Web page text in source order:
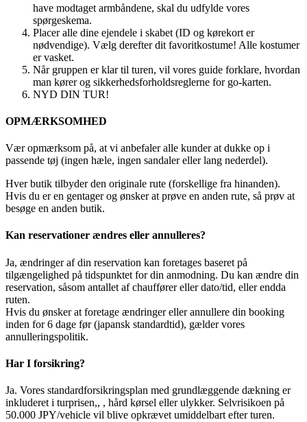
have modtaget armbåndene, skal du udfylde vores
spørgeskema.
Placer alle dine ejendele i skabet (ID og kørekort er
nødvendige). Vælg derefter dit favoritkostume! Alle kostumer
er vasket.
Når gruppen er klar til turen, vil vores guide forklare, hvordan
man kører og sikkerhedsforholdsreglerne for go-karten.
NYD DIN TUR!
OPMÆRKSOMHED
Vær opmærksom på, at vi anbefaler alle kunder at dukke op i
passende tøj (ingen hæle, ingen sandaler eller lang nederdel).
Hver butik tilbyder den originale rute (forskellige fra hinanden).
Hvis du er en gentager og ønsker at prøve en anden rute, så prøv at
besøge en anden butik.
Kan reservationer ændres eller annulleres?
Ja, ændringer af din reservation kan foretages baseret på
tilgængelighed på tidspunktet for din anmodning. Du kan ændre din
reservation, såsom antallet af chauffører eller dato/tid, eller endda
ruten.
Hvis du ønsker at foretage ændringer eller annullere din booking
inden for 6 dage før (japansk standardtid), gælder vores
annulleringspolitik.
Har I forsikring?
Ja. Vores standardforsikringsplan med grundlæggende dækning er
inkluderet i turprisen,, , hård kørsel eller ulykker. Selvrisikoen på
50.000 JPY/vehicle vil blive opkrævet umiddelbart efter turen.